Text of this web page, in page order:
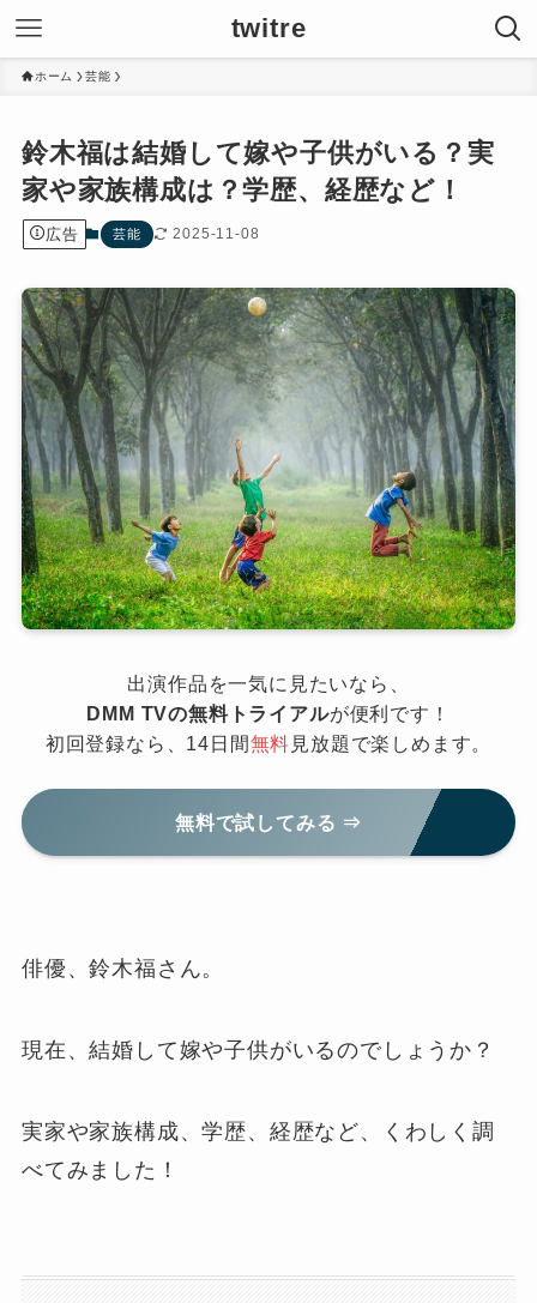
twitre
ホーム 芸能
鈴木福は結婚して嫁や子供がいる？実
家や家族構成は？学歴、経歴など！
広告 芸能 2025-11-08
出演作品を一気に見たいなら、
DMM TVの無料トライアルが便利です！
初回登録なら、14日間無料 見放題で楽しめます。
無料で試してみる ⇒
俳優、鈴木福さん。
現在、結婚して嫁や子供がいるのでしょうか？
実家や家族構成、学歴、経歴など、くわしく調
べてみました！